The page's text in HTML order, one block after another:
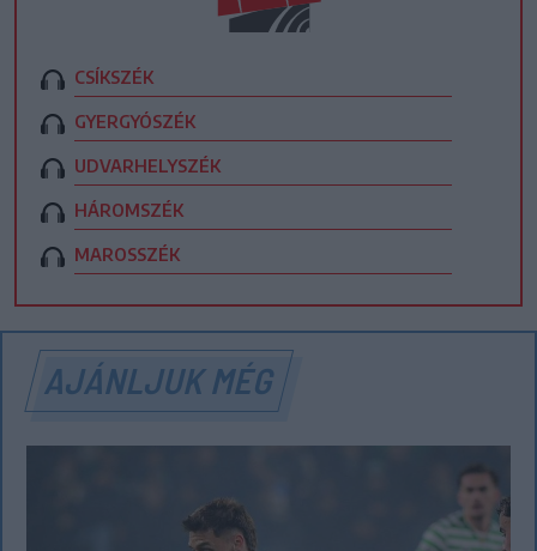
CSÍKSZÉK
GYERGYÓSZÉK
UDVARHELYSZÉK
HÁROMSZÉK
MAROSSZÉK
AJÁNLJUK MÉG